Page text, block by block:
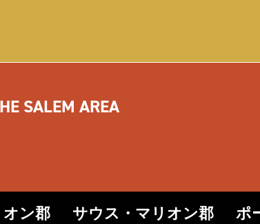
SALEM AREA
ン郡 サウス・マリオン郡 ポ